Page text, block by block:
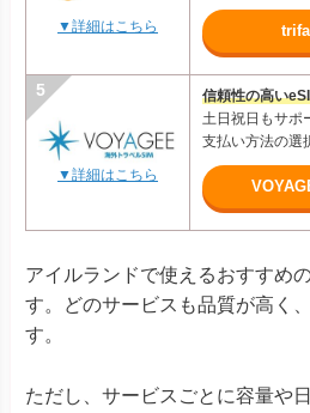
▼詳細はこちら
▼詳細はこちら
信頼性の高い
土日祝日もサポ
支払い方法の選
アイルランドで使えるおすすめ
す。どのサービスも品質が高く
す。
ただし、サービスごとに容量や